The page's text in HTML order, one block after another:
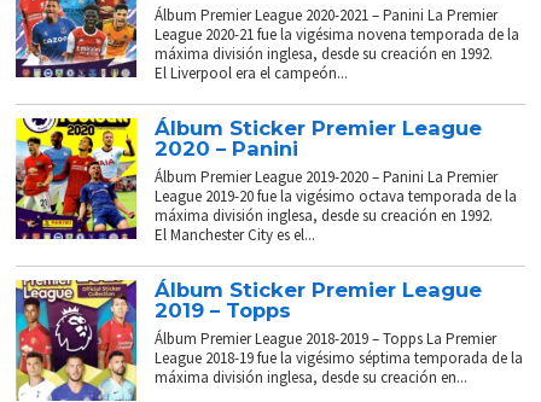
Álbum Premier League 2020-2021 – Panini La Premier
League 2020-21 fue la vigésima novena temporada de la
máxima división inglesa, desde su creación en 1992.
El Liverpool era el campeón...
Álbum Sticker Premier League
2020 – Panini
Álbum Premier League 2019-2020 – Panini La Premier
League 2019-20 fue la vigésimo octava temporada de la
máxima división inglesa, desde su creación en 1992.
El Manchester City es el...
Álbum Sticker Premier League
2019 – Topps
Álbum Premier League 2018-2019 – Topps La Premier
League 2018-19 fue la vigésimo séptima temporada de la
máxima división inglesa, desde su creación en...